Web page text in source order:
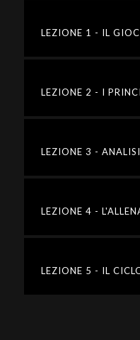
LEZIONE 1 - IL
LEZIONE 2 - I
LEZIONE 3 -
LEZIONE 4 -
LEZIONE 5 - IL